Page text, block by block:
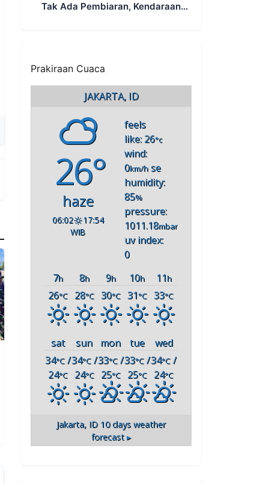
Tak Ada Pembiaran, Kendaraan
Prakiraan Cuaca
JAKARTA, ID
26°
haze
06:02
17:54
WIB
feels
like: 26°c
wind:
0km/h se
humidity:
85%
pressure:
1011.18mbar
uv index:
0
7h 8h 9h 10h 11h
26°C 28°C 30°C 31°C 33°C
sat sun mon tue
wed
34°C/
24°C
34°C/
24°C
33°C/
25°C
33°C/
25°C
34°C /
24°C
Jakarta, ID 10 days weather
forecast ▸